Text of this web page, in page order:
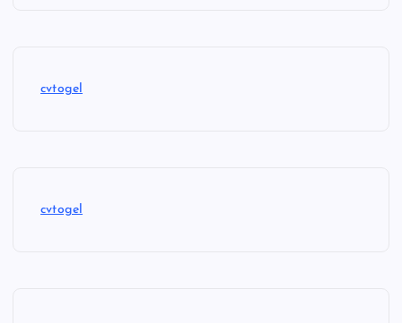
cvtogel
cvtogel